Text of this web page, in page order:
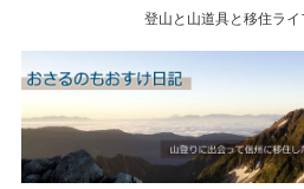
登山と山道具と移住ラ